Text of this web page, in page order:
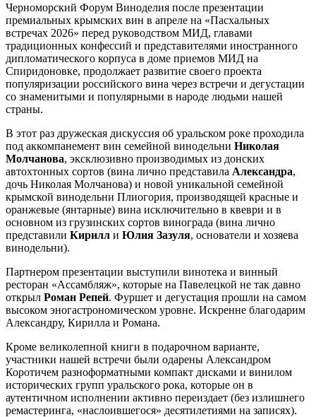
Черноморский Форум Виноделия после презентации
премиальных крымских вин в апреле на «Пасхальных
встречах 2026» перед руководством МИД, главами
традиционных конфессий и представителями иностранного
дипломатического корпуса в доме приемов МИД на
Спиридоновке, продолжает развитие своего проекта
популяризации российского вина через встречи и дегустации
со знаменитыми и популярными в народе людьми нашей
страны.
В этот раз дружеская дискуссия об уральском роке проходила
под аккомпанемент вин семейной винодельни Николая
Молчанова, эксклюзивно производимых из донских
автохтонных сортов (вина лично представила Александра,
дочь Николая Молчанова) и новой уникальной семейной
крымской винодельни Плиогория, производящей красные и
оранжевые (янтарные) вина исключительно в квеври и в
основном из грузинских сортов винограда (вина лично
представили Кирилл и Юлия Зазуля, основатели и хозяева
винодельни).
Партнером презентации выступили винотека и винный
ресторан «Ассамбляж», которые на Павелецкой не так давно
открыл Роман Репей. Фуршет и дегустация прошли на самом
высоком эногастрономическом уровне. Искренне благодарим
Александру, Кирилла и Романа.
Кроме великолепной книги в подарочном варианте,
участники нашей встречи были одарены Александром
Коротичем разноформатными компакт дисками и винилом
исторических групп уральского рока, которые он в
аутентичном исполнении активно переиздает (без излишнего
ремастеринга, «наслоившегося» десятилетиями на записях).